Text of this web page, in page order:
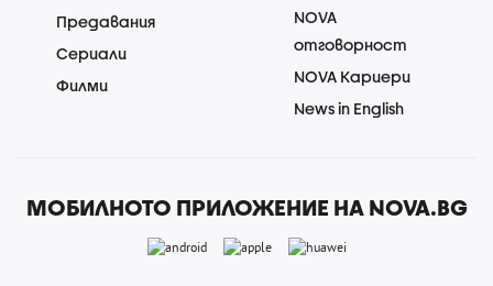
Предавания
Сериали
Филми
NOVA
отговорност
NOVA Кариери
News in English
МОБИЛНОТО ПРИЛОЖЕНИЕ НА NOVA.BG